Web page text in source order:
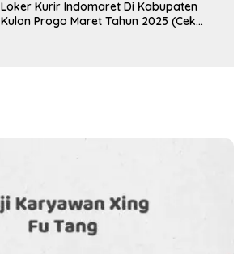
Loker Kurir Indomaret Di Kabupaten
Kulon Progo Maret Tahun 2025 (Cek